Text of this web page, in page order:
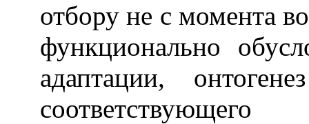
отбору не с момента
функционально
адаптации,